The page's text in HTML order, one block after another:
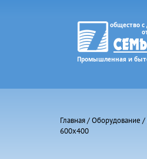
Главная/Оборудование /
600х400